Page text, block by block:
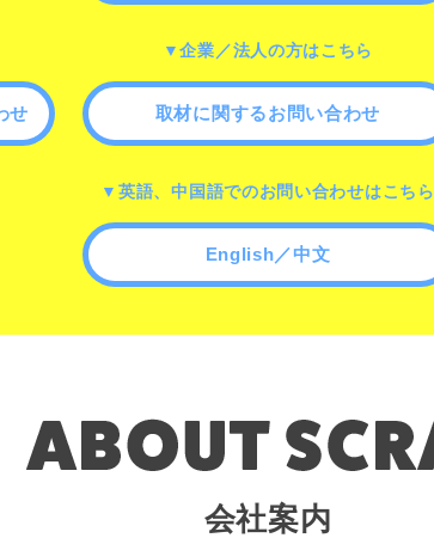
▼企業／法人の方はこちら
せ 取材に関するお問い合わせ
▼英語、中国語でのお問い合わせはこちら
English／中文
会社案内